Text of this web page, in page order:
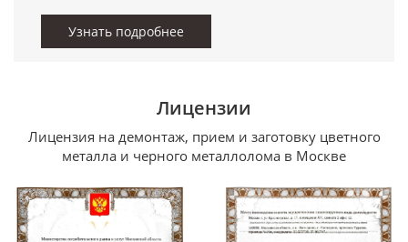
Узнать подробнее
Лицензии
Лицензия на демонтаж, прием и заготовку цветного
металла и черного металлолома в Москве